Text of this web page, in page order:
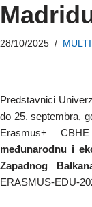
28/10/2025
Predstavnici
do 25. septembra,
Erasmus+
međunarodnu i
Zapadnog
ERASMUS-EDU-